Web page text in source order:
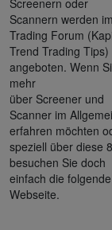
Screenern oder
Scannern werden im
Trading Forum
Trend Trading Tips)
angeboten. Wenn
mehr
über Screener und
Scanner im
erfahren möchten
speziell über diese
besuchen Sie doch
einfach die folgende
Webseite.